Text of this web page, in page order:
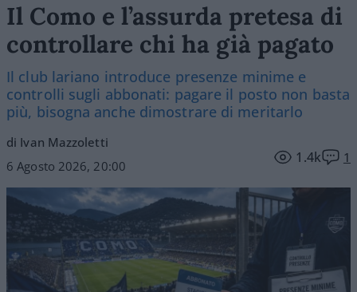
Il Como e l’assurda pretesa di
controllare chi ha già pagato
Il club lariano introduce presenze minime e
controlli sugli abbonati: pagare il posto non basta
più, bisogna anche dimostrare di meritarlo
di Ivan Mazzoletti
6 Agosto 2026, 20:00
1.4k 1